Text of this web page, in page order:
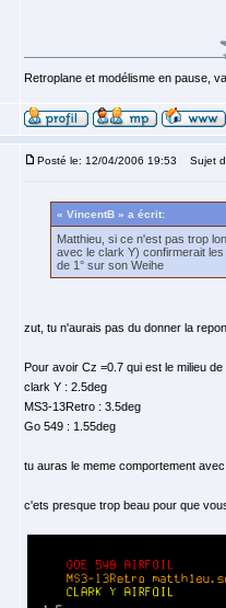
Retroplane et modélisme en pause,
Posté le: 12/04/2006 19:53 Sujet
« VincentB » a écrit:
Matthieu, si ce n'est pas trop
avec le clark Y) confirmerait
de 1° sur son Weihe
zut, tu n'aurais pas du donner la
Pour avoir Cz =0.7 qui est le milieu
clark Y : 2.5deg
MS3-13Retro : 3.5deg
Go 549 : 1.55deg
tu auras le meme comportement
c'ets presque trop beau pour que